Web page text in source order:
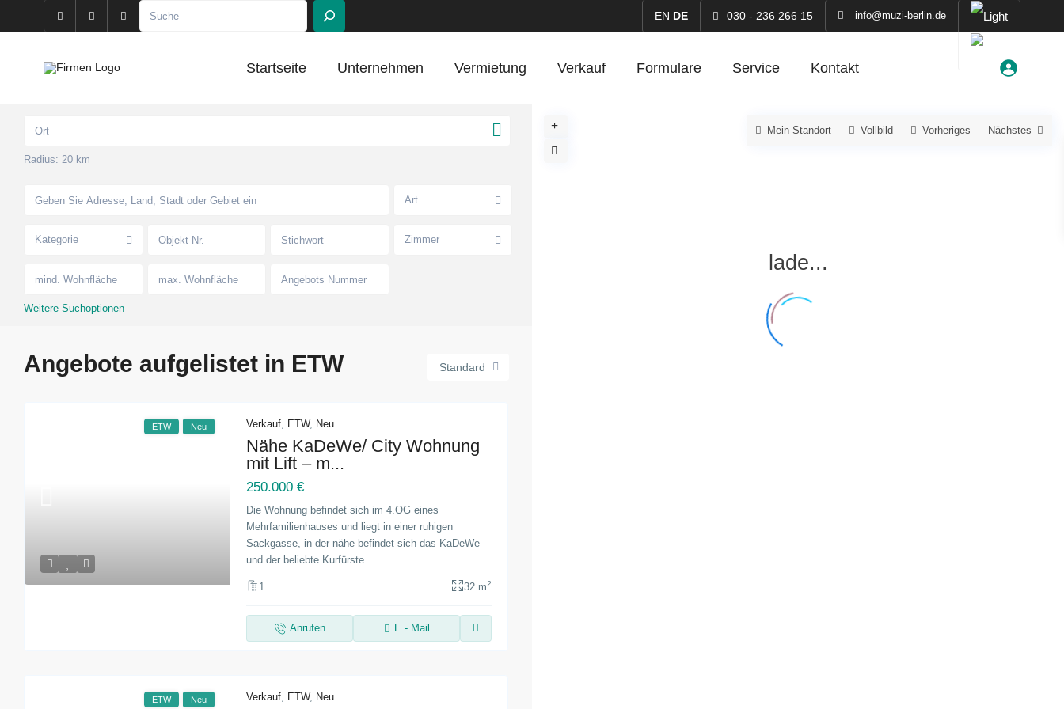
Suchen EN DE 030 - 236 266 15 info@muzi-berlin.de
Startseite Unternehmen Vermietung Verkauf Formulare Service Kontakt
lade...
Mein Standort Vollbild Vorheriges Nächstes
Radius: 20 km
Art
Kategorie Zimmer
Weitere Suchoptionen
Standard
Angebote aufgelistet in ETW
ETW Neu Verkauf, ETW, Neu
Nähe KaDeWe/ City Wohnung
mit Lift – m...
250.000 €
Die Wohnung befindet sich im 4.OG eines
Mehrfamilienhauses und liegt in einer ruhigen
Sackgasse, in der nähe befindet sich das KaDeWe
und der beliebte Kurfürste ...
1 32 m2
Anrufen E - Mail
ETW Neu Verkauf, ETW, Neu